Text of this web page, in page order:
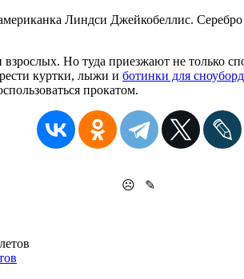
Линдси Джейкобеллис.
Но туда приезжают не только
куртки, лыжи и ботинки для
прокатом.
☹
✎